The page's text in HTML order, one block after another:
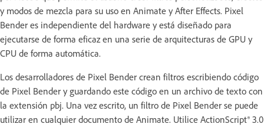
y modos de mezcla para su uso en Animate y After Effects. Pixel
Bender es independiente del hardware y está diseñado para
ejecutarse de forma eficaz en una serie de arquitecturas de GPU y
CPU de forma automática.
Los desarrolladores de Pixel Bender crean filtros escribiendo código
de Pixel Bender y guardando este código en un archivo de texto con
la extensión pbj. Una vez escrito, un filtro de Pixel Bender se puede
utilizar en cualquier documento de Animate. Utilice ActionScript® 3.0